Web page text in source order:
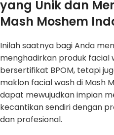
yang Unik dan
Mash Moshem
Inilah saatnya bagi Anda
menghadirkan produk facial
bersertifikat BPOM, tetapi
maklon facial wash di Mash
dapat mewujudkan impian
kecantikan sendiri dengan
dan profesional.